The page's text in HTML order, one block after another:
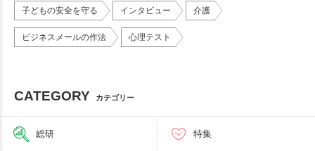
子どもの安全を守る インタビュー 介護
ビジネスメールの作法 心理テスト
CATEGORY カテゴリー
総研 特集